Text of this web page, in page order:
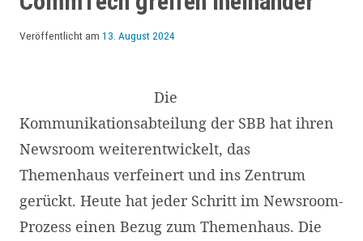
und
Corporate
Veröffentlicht am 13. August 2024
Die
Kommunikationsabteilung der SBB hat ihren
Newsroom weiterentwickelt, das
Themenhaus verfeinert und ins Zentrum
gerückt. Heute hat jeder Schritt im Newsroom-
Prozess einen Bezug zum Themenhaus. Die